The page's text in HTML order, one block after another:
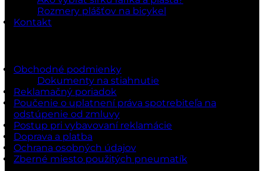
Rozmery plášťov na bicykel
Kontakt
Obchodné podmienky
Dokumenty na stiahnutie
Reklamačný poriadok
Poučenie o uplatnení práva spotrebiteľa na
odstúpenie od zmluvy
Postup pri vybavovaní reklamácie
Doprava a platba
Ochrana osobných údajov
Zberné miesto použitých pneumatík